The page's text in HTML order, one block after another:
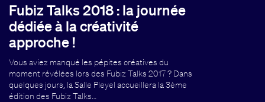
Fubiz Talks 2018 : la journée
dédiée à la créativité
approche !
Vous aviez manqué les pépites créatives du
moment révélées lors des Fubiz Talks 2017 ? Dans
quelques jours, la Salle Pleyel accueillera la 3ème
édition des Fubiz Talks…